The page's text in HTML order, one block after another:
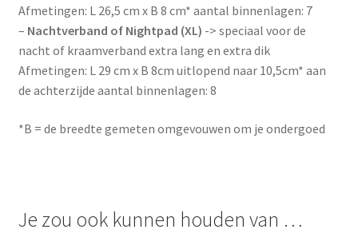
Afmetingen: L 26,5 cm x B 8 cm* aantal binnenlagen: 7
– Nachtverband of Nightpad (XL) -> speciaal voor de
nacht of kraamverband extra lang en extra dik
Afmetingen: L 29 cm x B 8cm uitlopend naar 10,5cm* aan
de achterzijde aantal binnenlagen: 8
*B = de breedte gemeten omgevouwen om je ondergoed
Je zou ook kunnen houden van …